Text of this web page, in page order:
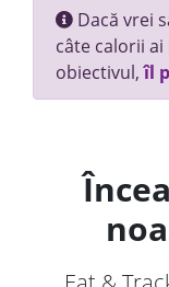
Dacă vrei
câte calorii
obiectivul,îl